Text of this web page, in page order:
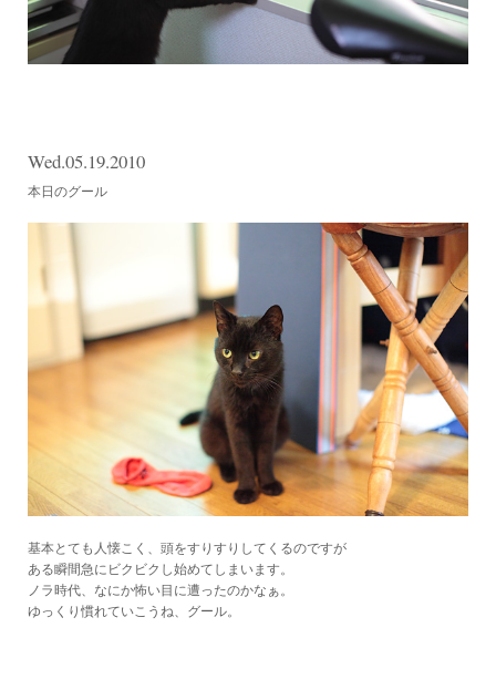
Wed.05.19.2010
本日のグール
基本とても人懐こく、頭をすりすりしてくるのですが
ある瞬間急にビクビクし始めてしまいます。
ノラ時代、なにか怖い目に遭ったのかなぁ。
ゆっくり慣れていこうね、グール。